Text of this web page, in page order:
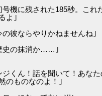
号機に残された185秒。これ
よ｣
の彼ならやりかねませんね｣
史の抹消か……｣
ジくん！話を聞いて！あな
のものなのよ！｣